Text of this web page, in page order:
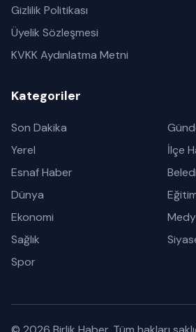
Gizlilik Politikası
Üyelik Sözleşmesi
KVKK Aydınlatma Metni
Kategoriler
Son Dakika
Yerel
İlçe
Esnaf Haber
Dünya
Ekonomi
Sağlık
Spor